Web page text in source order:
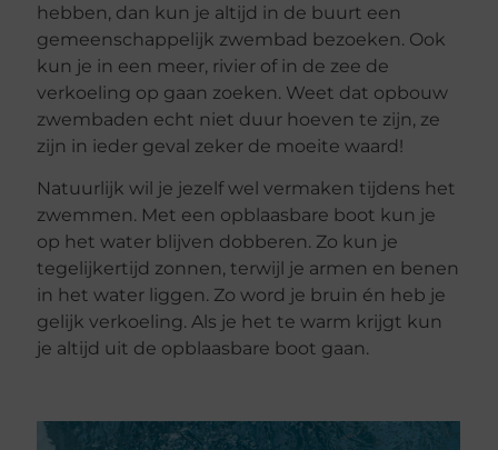
hebben, dan kun je altijd in de buurt een
gemeenschappelijk zwembad bezoeken. Ook
kun je in een meer, rivier of in de zee de
verkoeling op gaan zoeken. Weet dat opbouw
zwembaden echt niet duur hoeven te zijn, ze
zijn in ieder geval zeker de moeite waard!
Natuurlijk wil je jezelf wel vermaken tijdens het
zwemmen. Met een opblaasbare boot kun je
op het water blijven dobberen. Zo kun je
tegelijkertijd zonnen, terwijl je armen en benen
in het water liggen. Zo word je bruin én heb je
gelijk verkoeling. Als je het te warm krijgt kun
je altijd uit de opblaasbare boot gaan.